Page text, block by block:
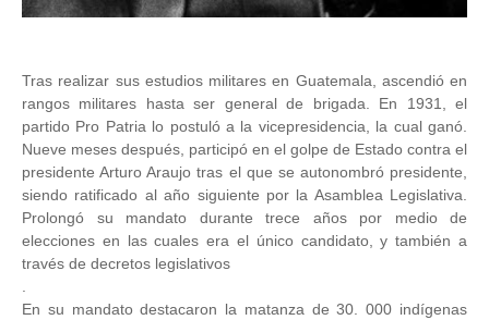
Tras realizar sus estudios militares en Guatemala, ascendió en
rangos militares hasta ser general de brigada. En 1931, el
partido Pro Patria lo postuló a la vicepresidencia, la cual ganó.
Nueve meses después, participó en el golpe de Estado contra el
presidente Arturo Araujo tras el que se autonombró presidente,
siendo ratificado al año siguiente por la Asamblea Legislativa.
Prolongó su mandato durante trece años por medio de
elecciones en las cuales era el único candidato, y también a
través de decretos legislativos
.
En su mandato destacaron la matanza de 30. 000 indígenas